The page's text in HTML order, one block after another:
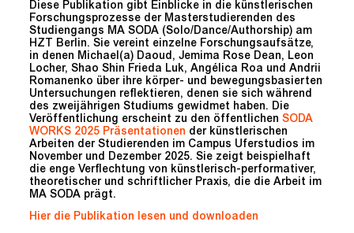
Diese Publikation gibt Einblicke in die künstlerischen
Forschungsprozesse der Masterstudierenden des
Studiengangs MA SODA (Solo/Dance/Authorship) am
HZT Berlin. Sie vereint einzelne Forschungsaufsätze,
in denen Michael(a) Daoud, Jemima Rose Dean, Leon
Locher, Shao Shin Frieda Luk, Angélica Roa und Andrii
Romanenko über ihre körper- und bewegungsbasierten
Untersuchungen reflektieren, denen sie sich während
des zweijährigen Studiums gewidmet haben. Die
Veröffentlichung erscheint zu den öffentlichen SODA
WORKS 2025 Präsentationen der künstlerischen
Arbeiten der Studierenden im Campus Uferstudios im
November und Dezember 2025. Sie zeigt beispielhaft
die enge Verflechtung von künstlerisch-performativer,
theoretischer und schriftlicher Praxis, die die Arbeit im
MA SODA prägt.
Hier die Publikation lesen und downloaden